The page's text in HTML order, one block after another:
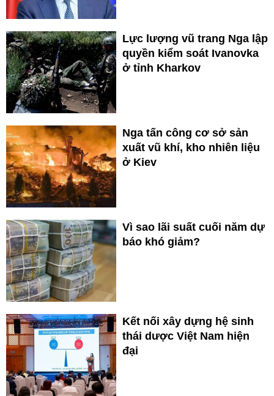
Lực lượng vũ trang Nga lập
quyền kiểm soát Ivanovka
ở tỉnh Kharkov
Nga tấn công cơ sở sản
xuất vũ khí, kho nhiên liệu
ở Kiev
Vì sao lãi suất cuối năm dự
báo khó giảm?
Kết nối xây dựng hệ sinh
thái dược Việt Nam hiện
đại